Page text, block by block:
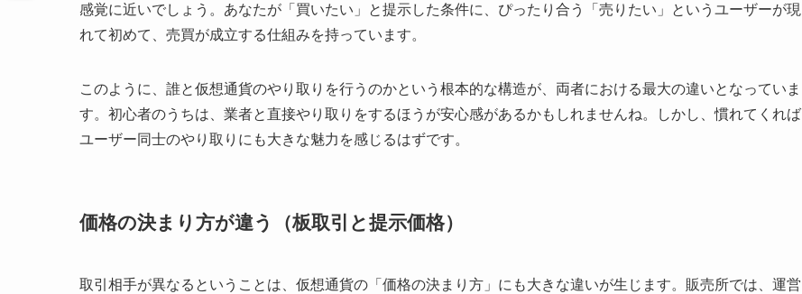
感覚に近いでしょう。あなたが「買いたい」と提示した条件に、ぴったり合う「売りたい」というユーザーが現
れて初めて、売買が成立する仕組みを持っています。
このように、誰と仮想通貨のやり取りを行うのかという根本的な構造が、両者における最大の違いとなっていま
す。初心者のうちは、業者と直接やり取りをするほうが安心感があるかもしれませんね。しかし、慣れてくれば
ユーザー同士のやり取りにも大きな魅力を感じるはずです。
価格の決まり方が違う（板取引と提示価格）
取引相手が異なるということは、仮想通貨の「価格の決まり方」にも大きな違いが生じます。販売所では、運営